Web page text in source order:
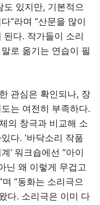
있지만, 기본적으
”라며 “산문을 많이
다. 작가들이 소리
로 옮기는 연습이 필
관심은 확인되나, 장
는 여전히 부족하다.
의 창극과 비교해 소
다. ‘바닥소리 작품
’ 워크숍에선 “아이
닌 왜 이렇게 무겁고
“동화는 소리극으
다. 소리극은 이미 다